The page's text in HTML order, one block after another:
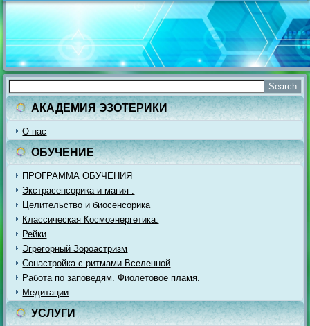
АКАДЕМИЯ ЭЗОТЕРИКИ
О нас
ОБУЧЕНИЕ
ПРОГРАММА ОБУЧЕНИЯ
Экстрасенсорика и магия .
Целительство и биосенсорика
Классическая Космоэнергетика.
Рейки
Эгрегорный Зороастризм
Сонастройка с ритмами Вселенной
Работа по заповедям. Фиолетовое пламя.
Медитации
УСЛУГИ